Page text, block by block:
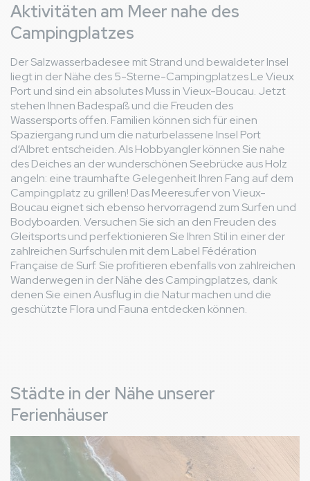
Aktivitäten am Meer nahe des
Campingplatzes
Der Salzwasserbadesee mit Strand und bewaldeter Insel
liegt in der Nähe des 5-Sterne-Campingplatzes Le Vieux
Port und sind ein absolutes Muss in Vieux-Boucau. Jetzt
stehen Ihnen Badespaß und die Freuden des
Wassersports offen. Familien können sich für einen
Spaziergang rund um die naturbelassene Insel Port
d‘Albret entscheiden. Als Hobbyangler können Sie nahe
des Deiches an der wunderschönen Seebrücke aus Holz
angeln: eine traumhafte Gelegenheit Ihren Fang auf dem
Campingplatz zu grillen! Das Meeresufer von Vieux-
Boucau eignet sich ebenso hervorragend zum Surfen und
Bodyboarden. Versuchen Sie sich an den Freuden des
Gleitsports und perfektionieren Sie Ihren Stil in einer der
zahlreichen Surfschulen mit dem Label Fédération
Française de Surf. Sie profitieren ebenfalls von zahlreichen
Wanderwegen in der Nähe des Campingplatzes, dank
denen Sie einen Ausflug in die Natur machen und die
geschützte Flora und Fauna entdecken können.
Städte in der Nähe unserer
Ferienhäuser